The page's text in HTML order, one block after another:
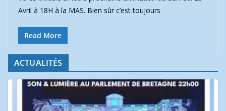
Avril à 18H à la MAS. Bien sûr c’est toujours
Read More
ACTUALITÉS